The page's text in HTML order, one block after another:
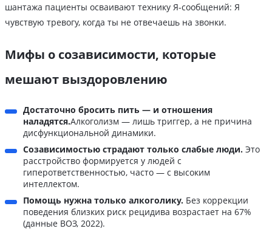
шантажа пациенты осваивают технику Я-сообщений: Я
чувствую тревогу, когда ты не отвечаешь на звонки.
Мифы о созависимости, которые
мешают выздоровлению
Достаточно бросить пить — и отношения
наладятся.Алкоголизм — лишь триггер, а не причина
дисфункциональной динамики.
Созависимостью страдают только слабые люди. Это
расстройство формируется у людей с
гиперответственностью, часто — с высоким
интеллектом.
Помощь нужна только алкоголику. Без коррекции
поведения близких риск рецидива возрастает на 67%
(данные ВОЗ, 2022).